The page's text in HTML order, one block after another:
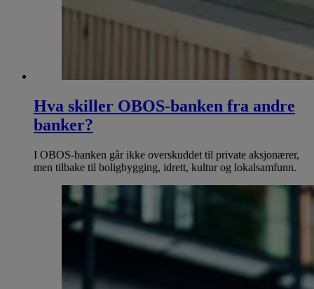
Hva skiller OBOS-banken fra andre
banker?
I OBOS-banken går ikke overskuddet til private aksjonærer,
men tilbake til boligbygging, idrett, kultur og lokalsamfunn.